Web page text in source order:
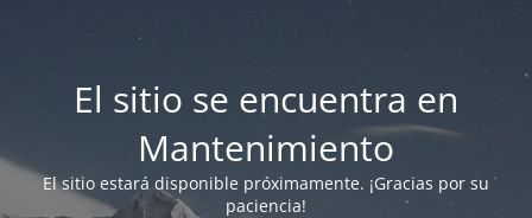
El sitio se encuentra en
Mantenimiento
El sitio estará disponible próximamente. ¡Gracias por su
paciencia!